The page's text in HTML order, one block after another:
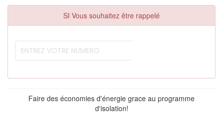
SI Vous souhaitez être rappelé
Faire des économies d'énergie grace au programme
d'isolation!